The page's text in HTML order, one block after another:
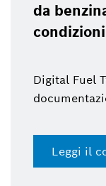
da
Digital Fuel
Leggi il